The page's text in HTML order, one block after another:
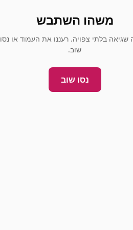
משהו השתבש
שגיאה בלתי צפויה. רעננו את העמוד או נסו
שוב.
נסו שוב